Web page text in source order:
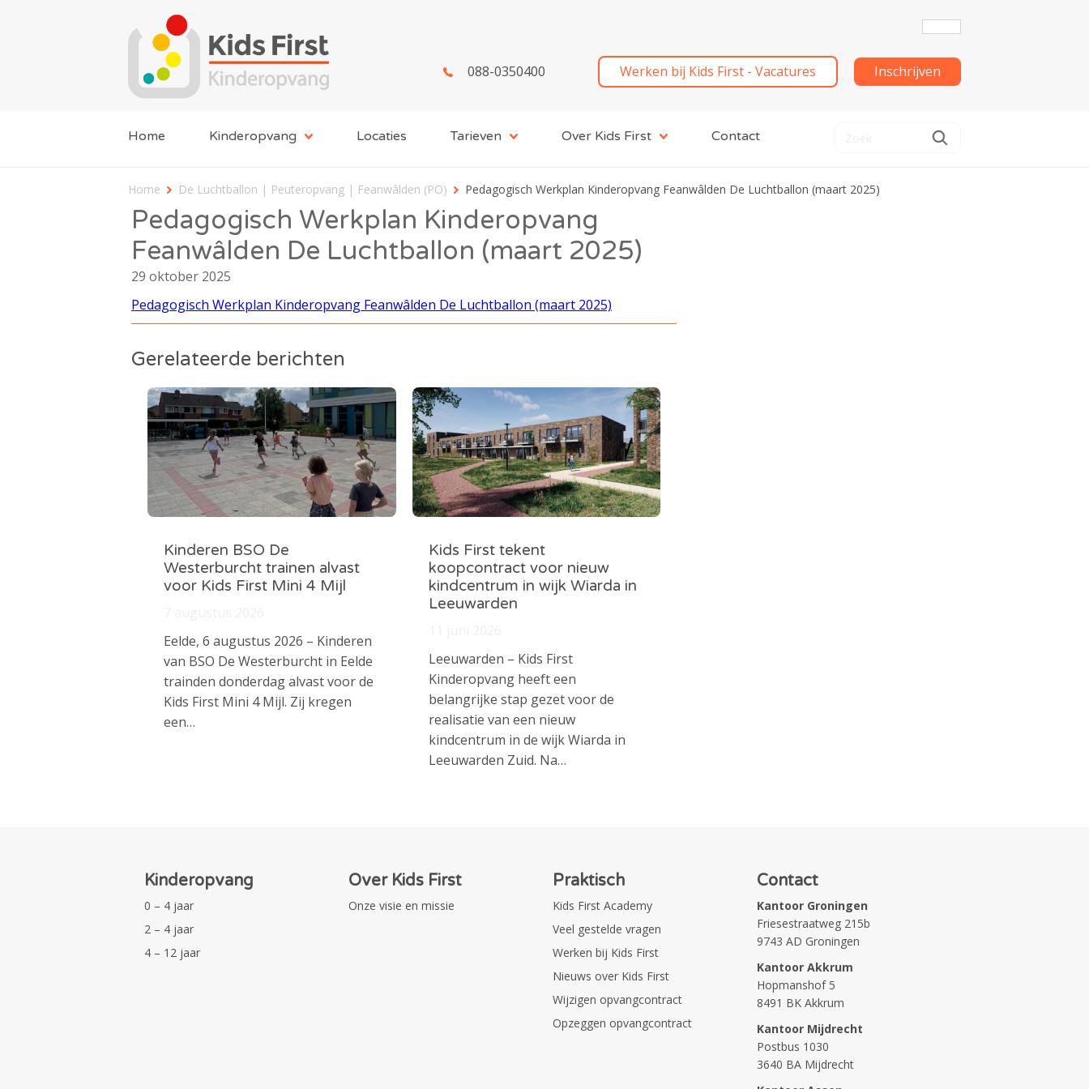
088-0350400 Werken bij Kids First - Vacatures Inschrijven
Home Kinderopvang Locaties Tarieven Over Kids First Contact
Home De Luchtballon | Peuteropvang | Feanwâlden (PO) Pedagogisch Werkplan Kinderopvang Feanwâlden De Luchtballon (maart 2025)
Pedagogisch Werkplan Kinderopvang
Feanwâlden De Luchtballon (maart 2025)
29 oktober 2025
Pedagogisch Werkplan Kinderopvang Feanwâlden De Luchtballon (maart 2025)
Gerelateerde berichten
Kinderen BSO De
Westerburcht trainen alvast
voor Kids First Mini 4 Mijl
Eelde, 6 augustus 2026 – Kinderen
van BSO De Westerburcht in Eelde
trainden donderdag alvast voor de
Kids First Mini 4 Mijl. Zij kregen
een…
Kids First tekent
koopcontract voor nieuw
kindcentrum in wijk Wiarda in
Leeuwarden
Leeuwarden – Kids First
Kinderopvang heeft een
belangrijke stap gezet voor de
realisatie van een nieuw
kindcentrum in de wijk Wiarda in
Leeuwarden Zuid. Na…
Kinderopvang
0 – 4 jaar
2 – 4 jaar
4 – 12 jaar
Over Kids First
Onze visie en missie
Praktisch
Kids First Academy
Veel gestelde vragen
Werken bij Kids First
Nieuws over Kids First
Wijzigen opvangcontract
Opzeggen opvangcontract
Contact
Kantoor Groningen
Friesestraatweg 215b
9743 AD Groningen
Kantoor Akkrum
Hopmanshof 5
8491 BK Akkrum
Kantoor Mijdrecht
Postbus 1030
3640 BA Mijdrecht